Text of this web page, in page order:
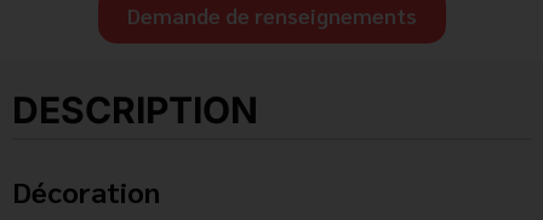
Demande de renseignements
DESCRIPTION
Décoration